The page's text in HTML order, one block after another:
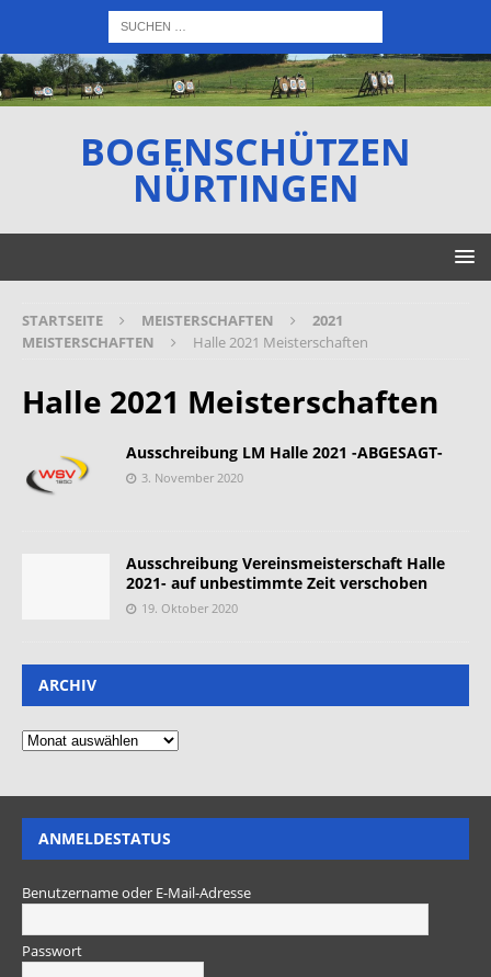
BOGENSCHÜTZEN
NÜRTINGEN
STARTSEITE MEISTERSCHAFTEN
2021
MEISTERSCHAFTEN
Halle 2021 Meisterschaften
Halle 2021 Meisterschaften
Ausschreibung LM Halle 2021 -ABGESAGT-
3. November 2020
Ausschreibung Vereinsmeisterschaft Halle
2021- auf unbestimmte Zeit verschoben
19. Oktober 2020
ARCHIV
ANMELDESTATUS
Benutzername oder E-Mail-Adresse
Passwort